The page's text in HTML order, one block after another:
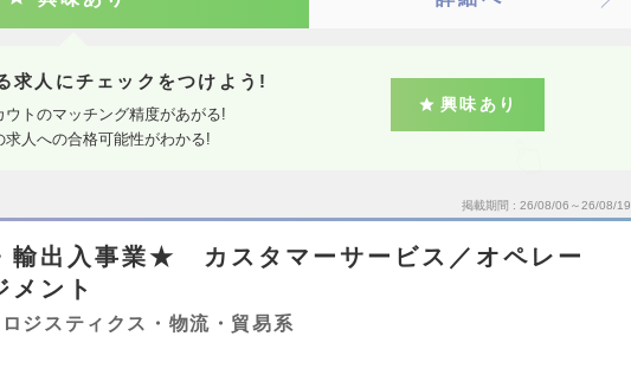
求人にチェックをつけよう!
ウトのマッチング精度があがる!
求人への合格可能性がわかる!
興味あり
掲載期間 26/08/06～26/08/19
輸出入事業★ カスタマーサービス／オペレー
メント
ジスティクス・物流・貿易系